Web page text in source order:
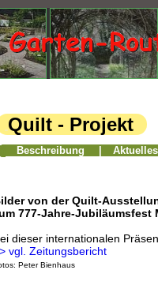
00 Quilt - Projekt
Beschreibung Aktuelles
von der Quilt-
777-Jahre-Jubiläumsfest
dieser internationalen
vgl. Zeitungsbericht
Peter Bienhaus